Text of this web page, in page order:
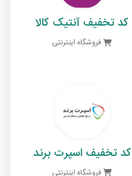
کد تخفیف آنتیک کالا
فروشگاه اینترنتی
کد تخفیف اسپرت برند
فروشگاه اینترنتی